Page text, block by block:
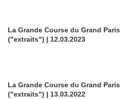
La Grande Course du Grand Paris
("extraits") | 12.03.2023
La Grande Course du Grand Paris
("extraits") | 13.03.2022